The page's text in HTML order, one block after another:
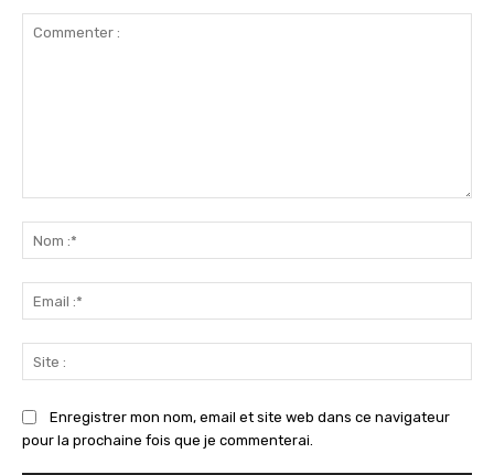
:*
:*
:
Enregistrer mon nom, email et site web dans ce navigateur
pour la prochaine fois que je commenterai.